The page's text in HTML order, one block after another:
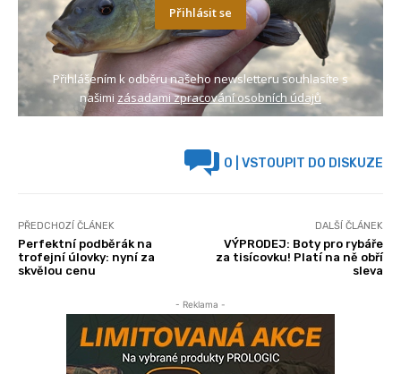
Přihlásit se
Přihlášením k odběru našeho newsletteru souhlasíte s
našimi zásadami zpracování osobních údajů
0 | VSTOUPIT DO DISKUZE
PŘEDCHOZÍ ČLÁNEK
Perfektní podběrák na
trofejní úlovky: nyní za
skvělou cenu
DALŠÍ ČLÁNEK
VÝPRODEJ: Boty pro rybáře
za tisícovku! Platí na ně obří
sleva
- Reklama -